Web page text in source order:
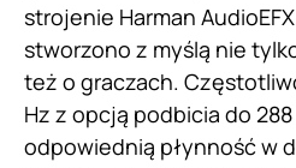
strojenie Harman
stworzono z myślą nie
też o graczach.
Hz z opcją podbicia do
odpowiednią płynność w